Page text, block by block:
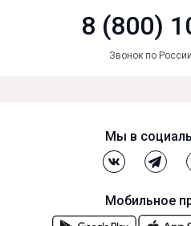
8 (800)
Звонок по
Мы в
Мобильное